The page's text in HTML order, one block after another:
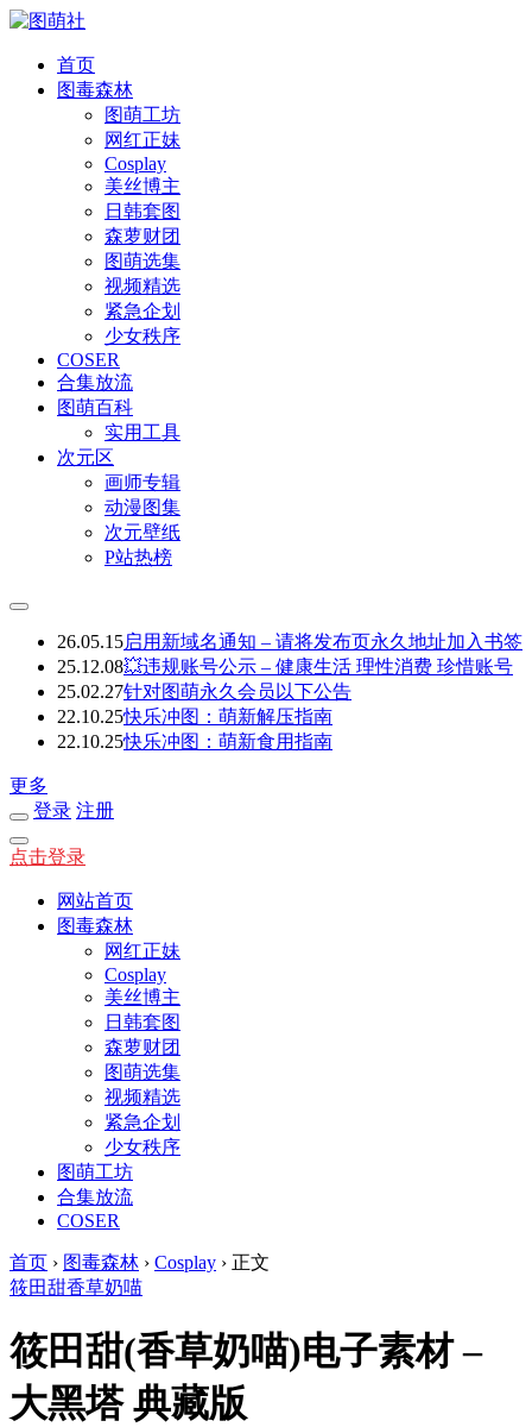
首页
图毒森林
图萌工坊
网红正妹
Cosplay
美丝博主
日韩套图
森萝财团
图萌选集
视频精选
紧急企划
少女秩序
COSER
合集放流
图萌百科
实用工具
次元区
画师专辑
动漫图集
次元壁纸
P站热榜
26.05.15启用新域名通知 – 请将发布页永久地址加入书签
25.12.08💥违规账号公示 – 健康生活 理性消费 珍惜账号
25.02.27针对图萌永久会员以下公告
22.10.25快乐冲图：萌新解压指南
22.10.25快乐冲图：萌新食用指南
更多
登录 注册
点击登录
网站首页
图毒森林
网红正妹
Cosplay
美丝博主
日韩套图
森萝财团
图萌选集
视频精选
紧急企划
少女秩序
图萌工坊
合集放流
COSER
首页 › 图毒森林 › Cosplay › 正文
筱田甜香草奶喵
筱田甜(香草奶喵)电子素材 –
大黑塔 典藏版